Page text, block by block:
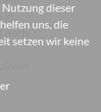
Nutzung dieser
uns, die
setzen wir keine
in
noch